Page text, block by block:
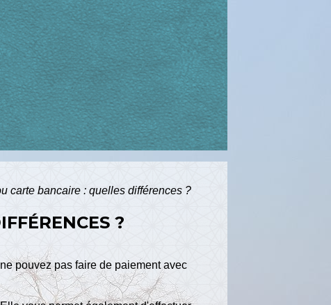
carte bancaire : quelles différences ?
?
pouvez pas faire de paiement avec